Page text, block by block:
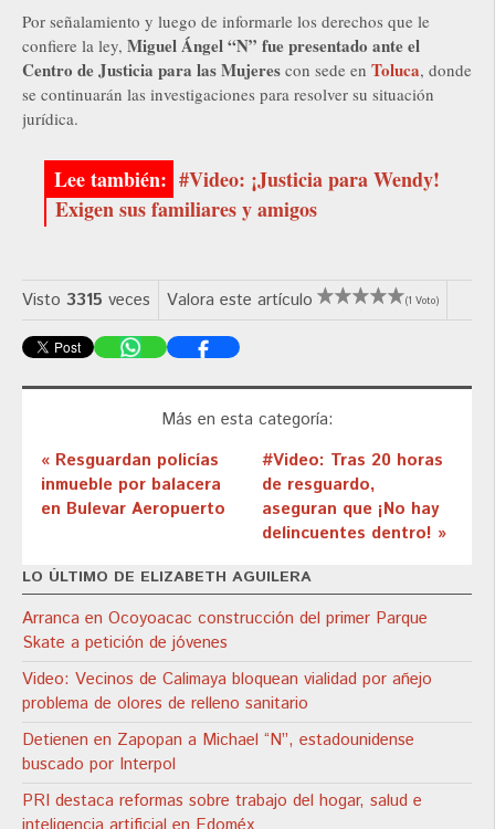
Por señalamiento y luego de informarle los derechos que le
confiere la ley, Miguel Ángel “N” fue presentado ante el
Centro de Justicia para las Mujeres con sede en Toluca, donde
se continuarán las investigaciones para resolver su situación
jurídica.
#Video: ¡Justicia para Wendy!
Exigen sus familiares y amigos
Visto 3315 veces Valora este artículo (1 Voto)
Más en esta categoría:
« Resguardan policías
inmueble por balacera
en Bulevar Aeropuerto
#Video: Tras 20 horas
de resguardo,
aseguran que ¡No hay
delincuentes dentro! »
LO ÚLTIMO DE ELIZABETH AGUILERA
Arranca en Ocoyoacac construcción del primer Parque
Skate a petición de jóvenes
Video: Vecinos de Calimaya bloquean vialidad por añejo
problema de olores de relleno sanitario
Detienen en Zapopan a Michael “N”, estadounidense
buscado por Interpol
PRI destaca reformas sobre trabajo del hogar, salud e